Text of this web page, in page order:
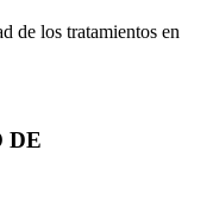
de los tratamientos en
DE